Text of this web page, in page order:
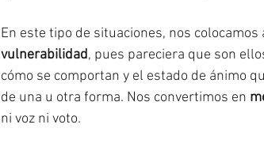
En este tipo de situaciones, nos
vulnerabilidad, pues pareciera que son
cómo se comportan y el estado de ánimo
de una u otra forma. Nos convertimos en
ni voz ni voto.